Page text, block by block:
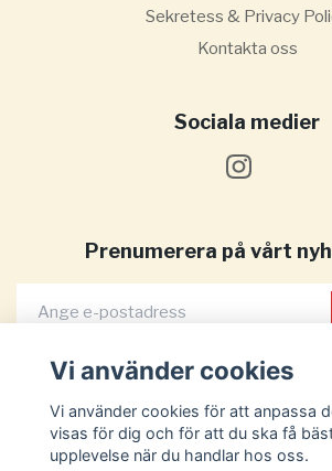
Sekretess & Privacy
Kontakta oss
Sociala medier
Prenumerera på vårt
Vi använder cookies
Vi använder cookies för att anpassa
visas för dig och för att du ska få
upplevelse när du handlar hos oss.